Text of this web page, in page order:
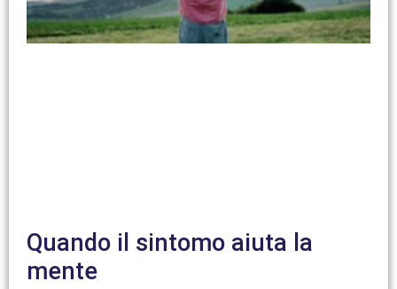
Quando il sintomo aiuta la
mente